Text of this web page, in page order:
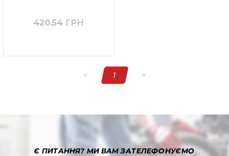
420.54 ГРН
< 1 >
Є ПИТАННЯ?МИ ВАМ ЗАТЕЛЕФОНУЄМО